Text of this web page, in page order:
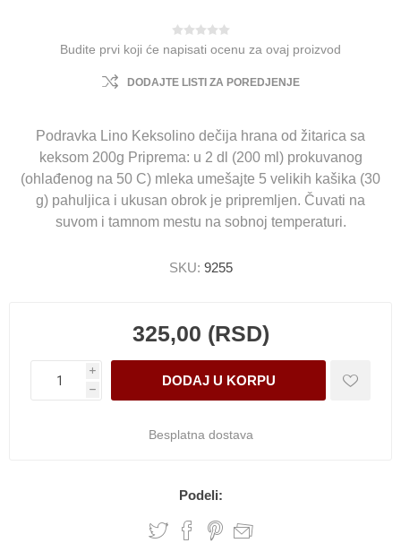
Budite prvi koji će napisati ocenu za ovaj proizvod
DODAJTE LISTI ZA POREDJENJE
Podravka Lino Keksolino dečija hrana od žitarica sa
keksom 200g Priprema: u 2 dl (200 ml) prokuvanog
(ohlađenog na 50 C) mleka umešajte 5 velikih kašika (30
g) pahuljica i ukusan obrok je pripremljen. Čuvati na
suvom i tamnom mestu na sobnoj temperaturi.
SKU: 9255
325,00 (RSD)
i
h
Besplatna dostava
Podeli: